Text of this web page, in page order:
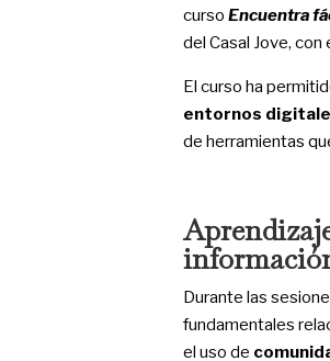
curso Encuentra
del Casal Jove,
El curso ha
entornos
de herramientas
Durante las
fundamentales
el uso de